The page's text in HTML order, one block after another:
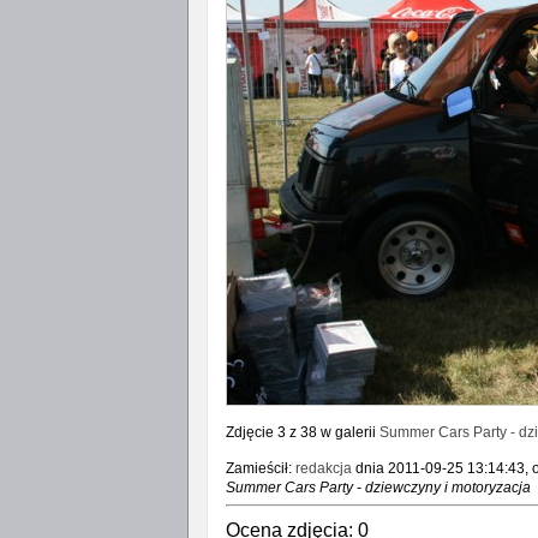
Zdjęcie 3 z 38 w galerii Summer Cars Party -
Zamieścił: redakcjadnia 2011-09-25 13:14:43,
Summer Cars Party - dziewczyny i motoryzacja
Ocena zdjęcia: 0